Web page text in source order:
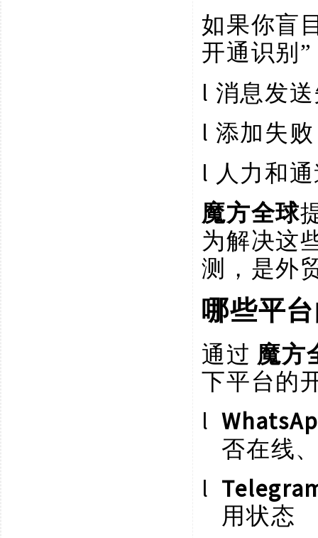
如果你盲
开通识别
l 消息发
l 添加失
l 人力和
魔方全球
为解决这
测，是外
哪些平
通过 魔方
下平台的
l
否在线
l
用状态